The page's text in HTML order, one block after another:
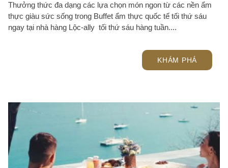
Thưởng thức đa dạng các lựa chọn món ngon từ các nền ẩm
thực giàu sức sống trong Buffet ẩm thực quốc tế tối thứ sáu
ngay tại nhà hàng Lộc-ally tối thứ sáu hàng tuần....
KHÁM PHÁ